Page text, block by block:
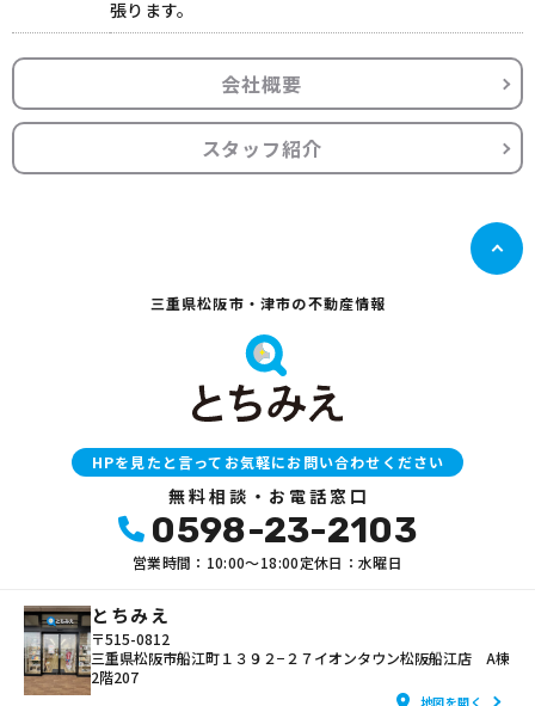
張ります。
会社概要
スタッフ紹介
三重県松阪市・津市の不動産情報
HPを見たと言ってお気軽にお問い合わせください
無料相談・お電話窓口
0598-23-2103
営業時間：10:00〜18:00定休日：水曜日
とちみえ
〒515-0812
三重県松阪市船江町１３９２−２７イオンタウン松阪船江店 A棟
2階207
地図を開く